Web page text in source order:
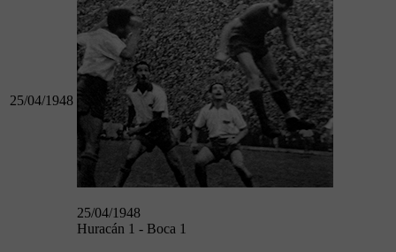
25/04/1948
25/04/1948
Huracán 1 - Boca 1